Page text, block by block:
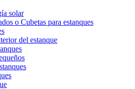
solar
o Cubetas para estanques
del estanque